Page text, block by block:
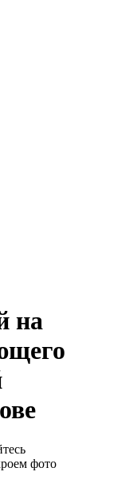
на
фото